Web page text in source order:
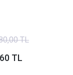
TL
TL